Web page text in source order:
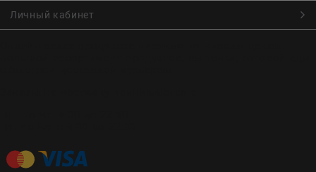
Личный кабинет